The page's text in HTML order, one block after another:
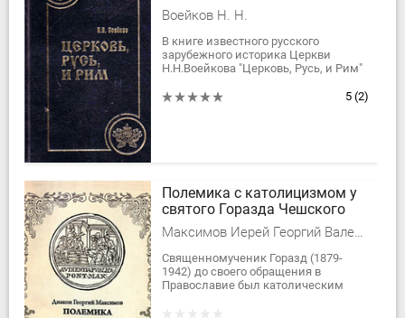
Воейков Н. Н.
В книге известного русского
зарубежного историка Церкви
Н.Н.Воейкова "Церковь, Русь, и Рим"
истоков, разрыва и дальнейшей
5 (2)
Полемика с католицизмом у
святого Горазда Чешского
Максимов Иерей Георгий Валерьевич
Священномученик Горазд (1879-
1942) до своего обращения в
Православие был католическим